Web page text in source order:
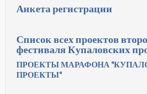
Анкета регистрации
Список всех проектов
фестиваля Купаловских
ПРОЕКТЫ МАРАФОНА
ПРОЕКТЫ"